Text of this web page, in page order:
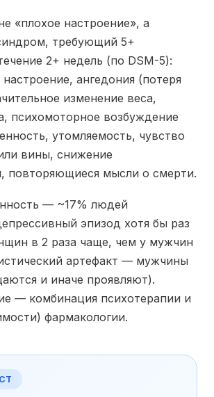
«плохое настроение», а
требующий 5+
2+ недель (по DSM-5):
ангедония (потеря
изменение веса,
психомоторное возбуждение
утомляемость, чувство
вины, снижение
повторяющиеся мысли о смерти.
— ~17% людей
эпизод хотя бы раз
в 2 раза чаще, чем у мужчин
артефакт — мужчины
и иначе проявляют).
— комбинация психотерапии и
фармакологии.